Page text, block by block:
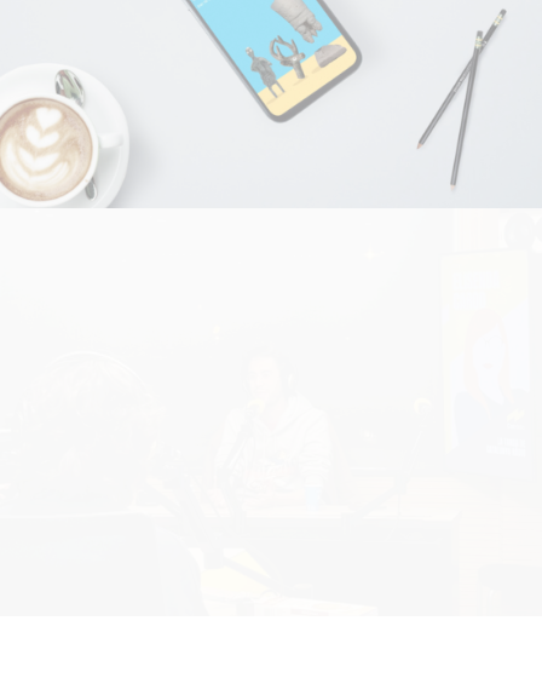
Producció fotogràfica i audiovisual
culturals